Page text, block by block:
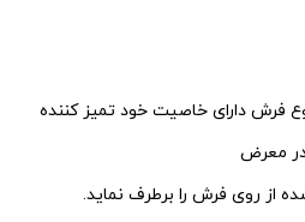
فرش دارای خاصیت خود تمیز کننده
معرض
از روی فرش را برطرف نماید.